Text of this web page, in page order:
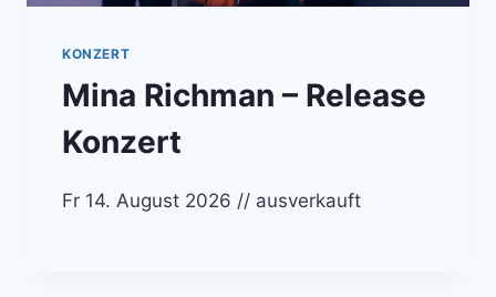
KONZERT
Mina Richman – Release
Konzert
Fr 14. August 2026 // ausverkauft